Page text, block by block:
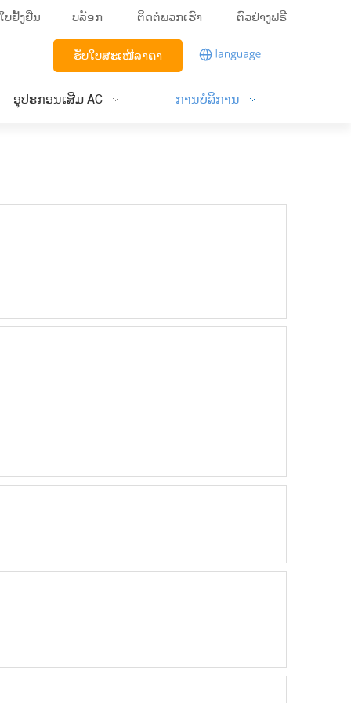
ບຢັ້ງຢືນ ບລັອກ ຕິດຕໍ່ພວກເຮົາ ຕົວຢ່າງຟຣີ
ຮັບໃບສະເໜີລາຄາ
ອຸປະກອນເສີມ AC ການບໍລິການ